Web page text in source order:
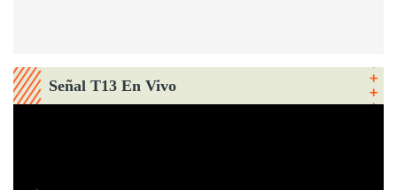
Señal T13 En Vivo